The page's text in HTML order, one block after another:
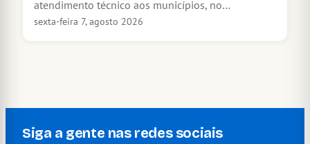
atendimento técnico aos municípios, no…
sexta-feira 7, agosto 2026
Siga a gente nas redes sociais